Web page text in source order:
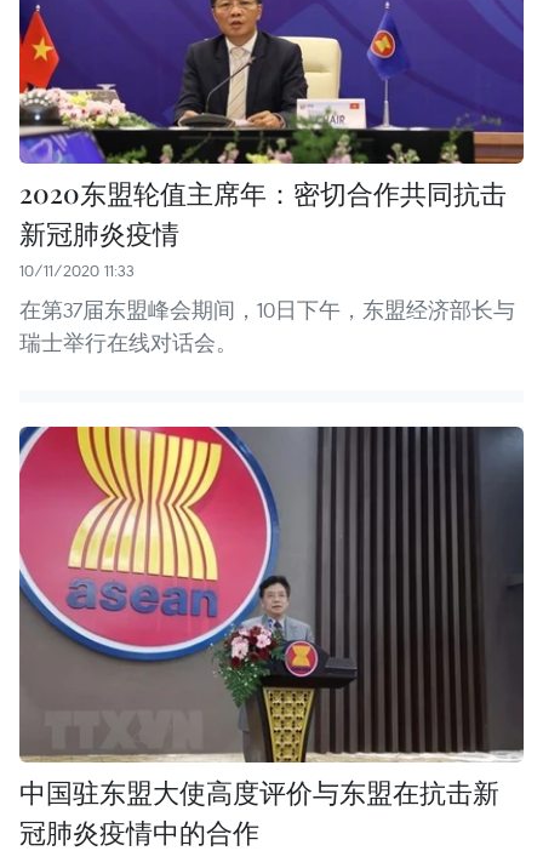
2020东盟轮值主席年：密切合作共同抗击
新冠肺炎疫情
10/11/2020 11:33
在第37届东盟峰会期间，10日下午，东盟经济部长与
瑞士举行在线对话会。
中国驻东盟大使高度评价与东盟在抗击新
冠肺炎疫情中的合作